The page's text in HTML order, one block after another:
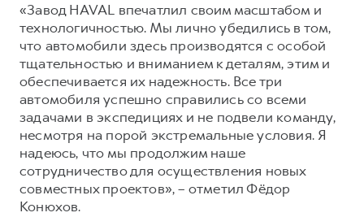
«Завод HAVAL впечатлил своим масштабом и
технологичностью. Мы лично убедились в том,
что автомобили здесь производятся с особой
тщательностью и вниманием к деталям, этим и
обеспечивается их надежность. Все три
автомобиля успешно справились со всеми
задачами в экспедициях и не подвели команду,
несмотря на порой экстремальные условия. Я
надеюсь, что мы продолжим наше
сотрудничество для осуществления новых
совместных проектов», – отметил Фёдор
Конюхов.